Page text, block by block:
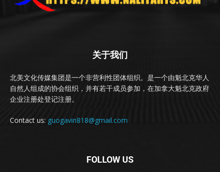
关于我们
北美文化传媒集团是一个非营利性团体组织。是一个由魁北克华人
自然人组成的协会组织，并有若干成员参加，在加拿大魁北克政府
企业注册处登记注册。
Contact us: guogavin818@gmail.com
FOLLOW US